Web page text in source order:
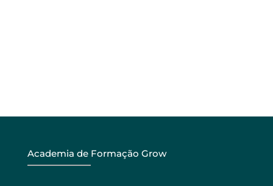
Academia de Formação Grow